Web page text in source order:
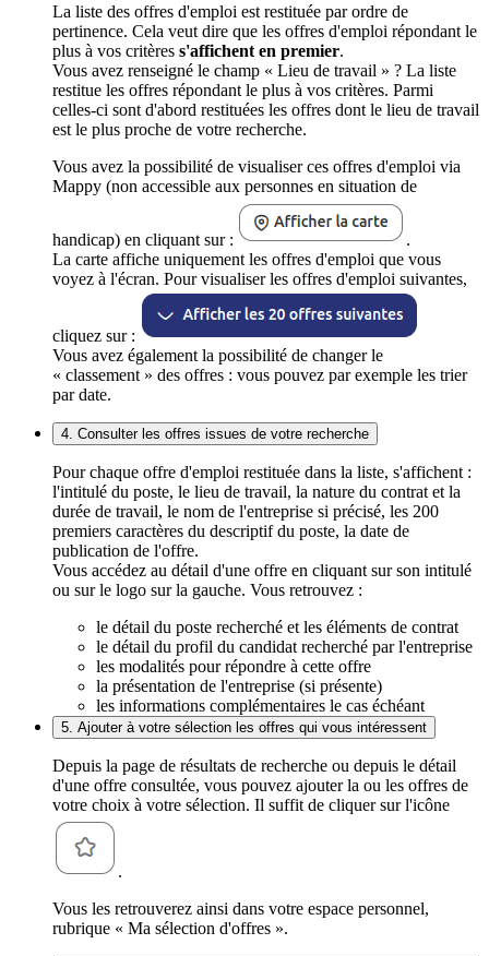
La liste des offres d'emploi est restituée par ordre de
pertinence. Cela veut dire que les offres d'emploi répondant le
plus à vos critères s'affichent en premier.
Vous avez renseigné le champ « Lieu de travail » ? La liste
restitue les offres répondant le plus à vos critères. Parmi
celles-ci sont d'abord restituées les offres dont le lieu de travail
est le plus proche de votre recherche.
Vous avez la possibilité de visualiser ces offres d'emploi via
Mappy (non accessible aux personnes en situation de
handicap) en cliquant sur :
.
La carte affiche uniquement les offres d'emploi que vous
voyez à l'écran. Pour visualiser les offres d'emploi suivantes,
cliquez sur :
Vous avez également la possibilité de changer le
« classement » des offres : vous pouvez par exemple les trier
par date.
4. Consulter les offres issues de votre recherche
Pour chaque offre d'emploi restituée dans la liste, s'affichent :
l'intitulé du poste, le lieu de travail, la nature du contrat et la
durée de travail, le nom de l'entreprise si précisé, les 200
premiers caractères du descriptif du poste, la date de
publication de l'offre.
Vous accédez au détail d'une offre en cliquant sur son intitulé
ou sur le logo sur la gauche. Vous retrouvez :
le détail du poste recherché et les éléments de contrat
le détail du profil du candidat recherché par l'entreprise
les modalités pour répondre à cette offre
la présentation de l'entreprise (si présente)
les informations complémentaires le cas échéant
5. Ajouter à votre sélection les offres qui vous intéressent
Depuis la page de résultats de recherche ou depuis le détail
d'une offre consultée, vous pouvez ajouter la ou les offres de
votre choix à votre sélection. Il suffit de cliquer sur l'icône
.
Vous les retrouverez ainsi dans votre espace personnel,
rubrique « Ma sélection d'offres ».